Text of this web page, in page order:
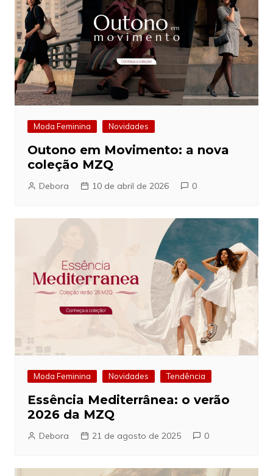
Moda Feminina Novidades
Outono em Movimento: a nova
coleção MZQ
Debora 10 de abril de 2026 0
Moda Feminina Novidades Tendência
Essência Mediterrânea: o verão
2026 da MZQ
Debora 21 de agosto de 2025 0